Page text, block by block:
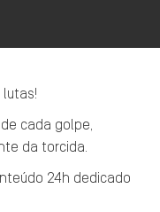
lutas!
cada golpe,
da torcida.
24h dedicado